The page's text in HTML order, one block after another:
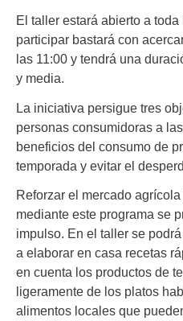
El taller estará abierto a
participar bastará con
las 11:00 y tendrá una
y media.
La iniciativa persigue tres
personas consumidoras a
beneficios del consumo de
temporada y evitar el
Reforzar el mercado
mediante este programa se
impulso. En el taller se
a elaborar en casa recetas
en cuenta los productos de
ligeramente de los platos
alimentos locales que